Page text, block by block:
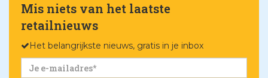
Mis niets van het laatste
retailnieuws
Het belangrijkste nieuws, gratis in je inbox